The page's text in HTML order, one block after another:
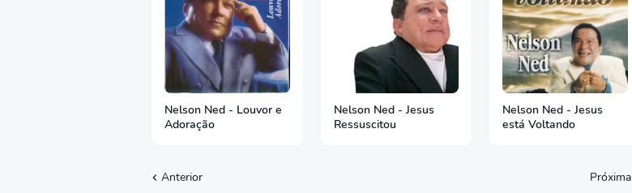
Nelson Ned - Louvor e
Adoração
Nelson Ned - Jesus
Ressuscitou
Nelson Ned - Jesus
está Voltando
Anterior Próxima